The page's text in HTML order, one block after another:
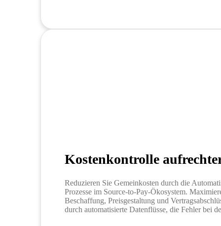
Kostenkontrolle
Reduzieren Sie Gemeinkosten durch die
Prozesse im Source-to-Pay-Ökosystem.
Beschaffung, Preisgestaltung und
durch automatisierte Datenflüsse, die Fehler bei